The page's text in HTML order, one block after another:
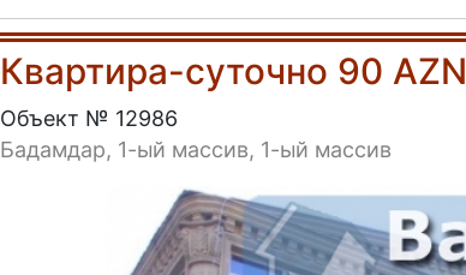
Квартира-суточно 90 AZN
Объект № 12986
Бадамдар, 1-ый массив, 1-ый массив